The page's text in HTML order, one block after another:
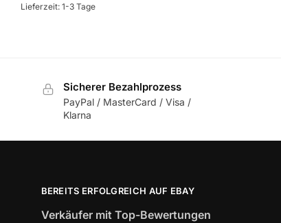
Lieferzeit:1-3 Tage
Sicherer Bezahlprozess
PayPal / MasterCard / Visa /
Klarna
BEREITS ERFOLGREICH AUF EBAY
Verkäufer mit Top-Bewertungen